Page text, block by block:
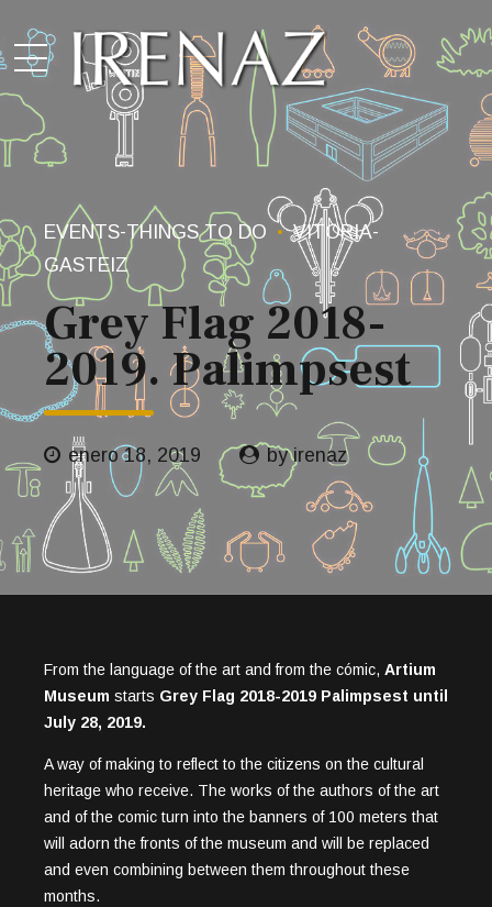
EVENTS-THINGS TO DO
VITORIA-
GASTEIZ
Grey Flag 2018-
2019. Palimpsest
enero 18, 2019 by irenaz
From the language of the art and from the cómic, Artium
Museum starts Grey Flag 2018-2019 Palimpsest until
July 28, 2019.
A way of making to reflect to the citizens on the cultural
heritage who receive. The works of the authors of the art
and of the comic turn into the banners of 100 meters that
will adorn the fronts of the museum and will be replaced
and even combining between them throughout these
months.